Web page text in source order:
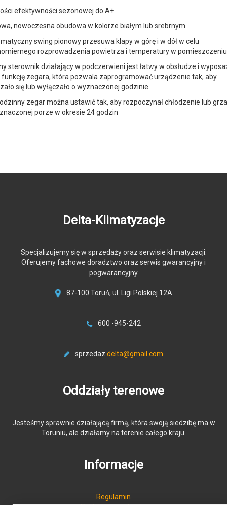
efektywności sezonowej do A+
nowoczesna obudowa w kolorze białym lub srebrnym
swing pionowy przesuwa klapy w górę i w dół w celu
rozprowadzenia powietrza i temperatury w
sterownik działający w podczerwieni jest łatwy w obsłudze i
funkcję zegara, która pozwala zaprogramować urządzenie tak, aby
się lub wyłączało o wyznaczonej godzinie
zegar można ustawić tak, aby rozpoczynał chłodzenie lub
porze w okresie 24 godzin
Delta-Klimatyzacje
Specjalizujemy się w sprzedaży oraz serwisie klimatyzacji.
Oferujemy fachowe doradztwo oraz serwis gwarancyjny i
pogwarancyjny
87-100 Toruń, ul. Ligi Polskiej 12A
600 -945-242
sprzedaz .delta@gmail.com
Oddziały terenowe
Jesteśmy sprawnie działającą firmą, która swoją siedzibę ma w
Toruniu, ale działamy na terenie całego kraju.
Informacje
Regulamin